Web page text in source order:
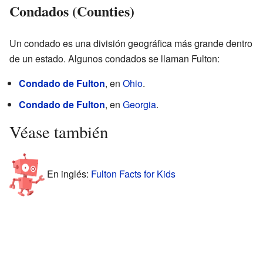
Condados (Counties)
Un condado es una división geográfica más grande dentro
de un estado. Algunos condados se llaman Fulton:
Condado de Fulton, en Ohio.
Condado de Fulton, en Georgia.
Véase también
En inglés: Fulton Facts for Kids